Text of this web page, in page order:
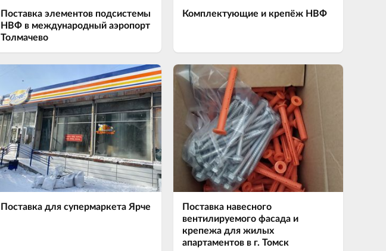
Поставка элементов подсистемы
НВФ в международный аэропорт
Толмачево
Комплектующие и крепёж НВФ
Поставка для супермаркета Ярче
Поставка навесного
вентилируемого фасада и
крепежа для жилых
апартаментов в г. Томск